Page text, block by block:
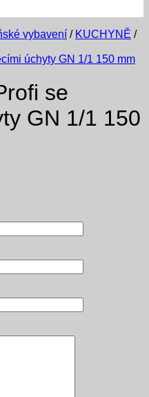
vybavení / KUCHYNĚ /
se
GN 1/1 150